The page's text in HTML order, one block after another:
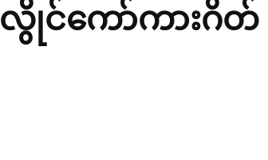
လွိုင်ကော်ကားဂိတ်